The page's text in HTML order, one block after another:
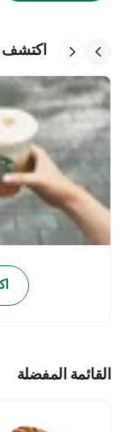
اكتشف
القائمة المفضلة